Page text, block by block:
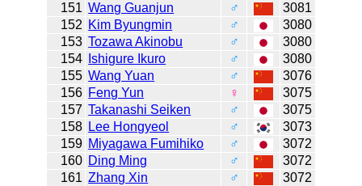
151 Wang Guanjun ♂
3081
152 Kim Byungmin ♂
3080
153 Tozawa Akinobu ♂
3080
154
Ishigure Ikuro ♂
3080
155 Wang Yuan ♂
3076
156 Feng Yun ♀
3075
157 Takanashi Seiken ♂
3075
158 Lee Hongyeol ♂
3073
159 Miyagawa Fumihiko ♂
3072
160 Ding Ming ♂
3072
161 Zhang Xin ♂
3072